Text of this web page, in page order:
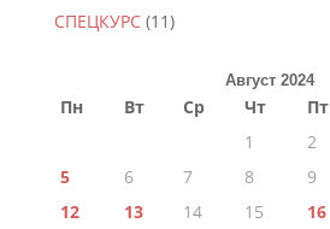
СПЕЦКУРС(11)
Август 2024
Пн Вт Ср Чт Пт
1
2
5
6 7 8 9
12
13 14 15 16